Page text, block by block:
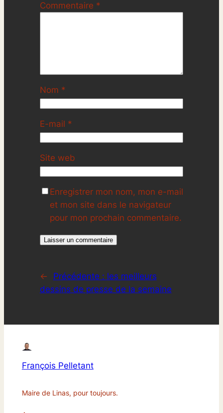
Commentaire *
Nom *
E-mail *
Site web
Enregistrer mon nom, mon e-mail
et mon site dans le navigateur
pour mon prochain commentaire.
← Précédente : les meilleurs
dessins de presse de la semaine
François Pelletant
Maire de Linas, pour toujours.